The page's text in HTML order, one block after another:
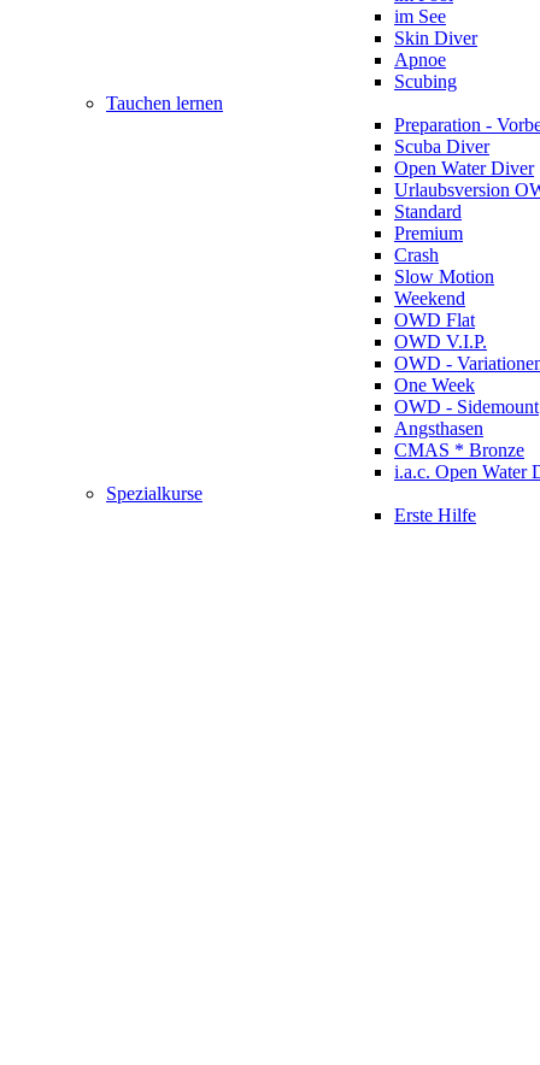
im See
Skin Diver
Apnoe
Scubing
Tauchen lernen
Preparation -
Scuba Diver
Open Water Diver
Urlaubsversion
Standard
Premium
Crash
Slow Motion
Weekend
OWD Flat
OWD V.I.P.
OWD -
One Week
OWD - Sidemount
Angsthasen
CMAS * Bronze
i.a.c. Open Water
Spezialkurse
Erste Hilfe